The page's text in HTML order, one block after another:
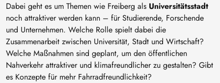
Dabei geht es um Themen wie Freiberg als Universitätsstadt
noch attraktiver werden kann – für Studierende, Forschende
und Unternehmen. Welche Rolle spielt dabei die
Zusammenarbeit zwischen Universität, Stadt und Wirtschaft?
Welche Maßnahmen sind geplant, um den öffentlichen
Nahverkehr attraktiver und klimafreundlicher zu gestalten? Gibt
es Konzepte für mehr Fahrradfreundlichkeit?